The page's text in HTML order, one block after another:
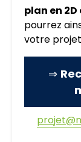
plan en 2D
pourrez
votre
⇒